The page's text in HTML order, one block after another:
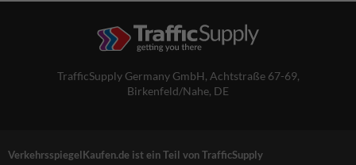
TrafficSupply Germany GmbH, Achtstraße 67-69,
Birkenfeld/Nahe, DE
VerkehrsspiegelKaufen.de ist ein Teil von TrafficSupply